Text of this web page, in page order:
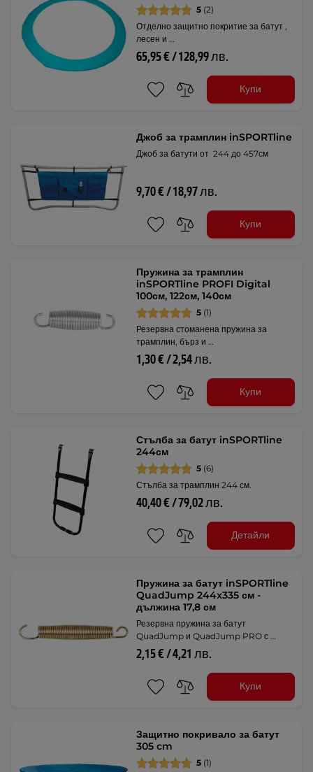
5 (2)
Отделно защитно покритие за батут ,
лесен и …
65,95 € / 128,99 лв.
Купи
Джоб за трамплин inSPORTline
Джоб за батути от 244 до 457см
9,70 € / 18,97 лв.
Купи
Пружина за трамплин
inSPORTline PROFI Digital
100см, 122см, 140см
5 (1)
Резервна стоманена пружина за
трамплин, бърз и …
1,30 € / 2,54 лв.
Купи
Стълба за батут inSPORTline
244см
5 (6)
Стълба за трамплин 244 см.
40,40 € / 79,02 лв.
Детайли
Пружина за батут inSPORTline
QuadJump 244x335 см -
дължина 17,8 см
Резервна пружина за батут
2,15 € / 4,21 лв.
Купи
Защитно покривало за батут
305 cm
5 (1)